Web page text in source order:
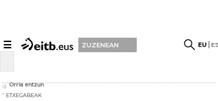
☰ ZUZENEAN EU
Orria entzun
ETXEGABEAK